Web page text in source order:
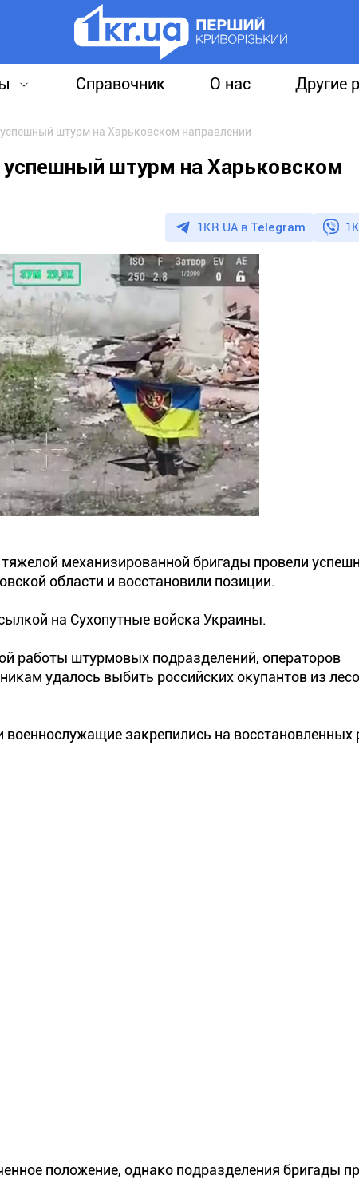
Справочник О нас Другие
штурм на Харьковском направлении
штурм на Харьковском
1KR.UA в Telegram
механизированной бригады провели
области и восстановили позиции.
на Сухопутные войска Украины.
работы штурмовых подразделений, операторов
удалось выбить российских окупантов из
военнослужащие закрепились на восстановленных
положение, однако подразделения бригады